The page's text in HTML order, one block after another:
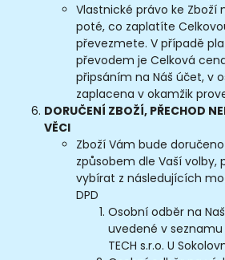
Vlastnické právo ke Zboží
poté, co zaplatíte
převezmete. V případě
převodem je Celková
připsáním na Náš účet, v
zaplacena v okamžik
DORUČENÍ ZBOŽÍ, PŘECHOD
VĚCI
Zboží Vám bude
způsobem dle Vaší volby,
vybírat z následujících
DPD
Osobní odběr na
uvedené v seznamu
TECH s.r.o. U